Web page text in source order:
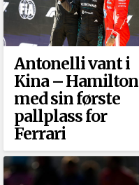
Antonelli vant i
Kina –⁠ Hamilton
med sin første
pallplass for
Ferrari